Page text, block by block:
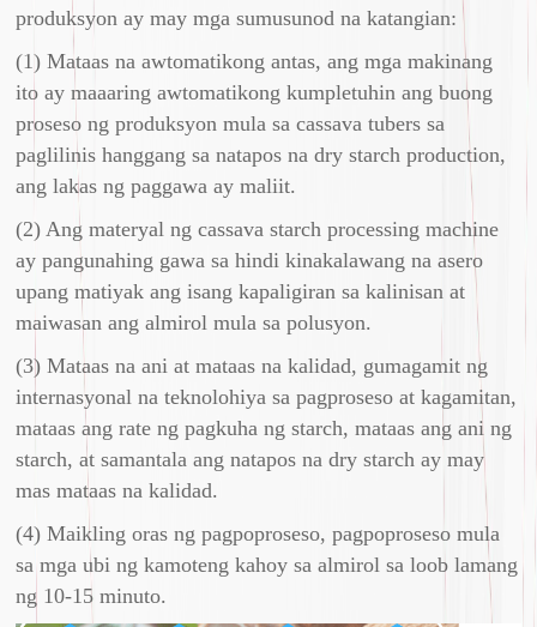
produksyon ay may mga sumusunod na katangian:
(1) Mataas na awtomatikong antas, ang mga makinang
ito ay maaaring awtomatikong kumpletuhin ang buong
proseso ng produksyon mula sa cassava tubers sa
paglilinis hanggang sa natapos na dry starch production,
ang lakas ng paggawa ay maliit.
(2) Ang materyal ng cassava starch processing machine
ay pangunahing gawa sa hindi kinakalawang na asero
upang matiyak ang isang kapaligiran sa kalinisan at
maiwasan ang almirol mula sa polusyon.
(3) Mataas na ani at mataas na kalidad, gumagamit ng
internasyonal na teknolohiya sa pagproseso at kagamitan,
mataas ang rate ng pagkuha ng starch, mataas ang ani ng
starch, at samantala ang natapos na dry starch ay may
mas mataas na kalidad.
(4) Maikling oras ng pagpoproseso, pagpoproseso mula
sa mga ubi ng kamoteng kahoy sa almirol sa loob lamang
ng 10-15 minuto.